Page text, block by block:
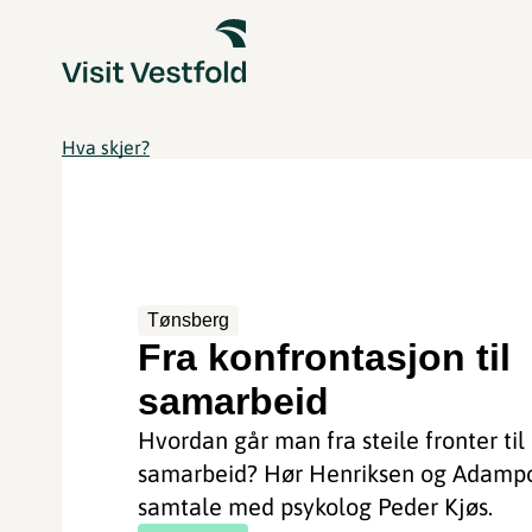
Hva skjer?
Tønsberg
Fra konfrontasjon til
samarbeid
Hvordan går man fra steile fronter til
samarbeid? Hør Henriksen og
samtale med psykolog Peder Kjøs.